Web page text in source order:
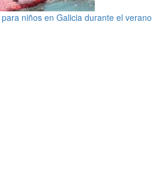
niños en Galicia durante el verano